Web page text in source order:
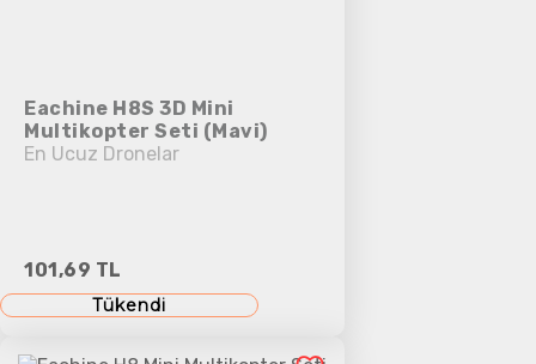
Eachine H8S 3D Mini
Multikopter Seti (Mavi)
En Ucuz Dronelar
101,69 TL
Tükendi